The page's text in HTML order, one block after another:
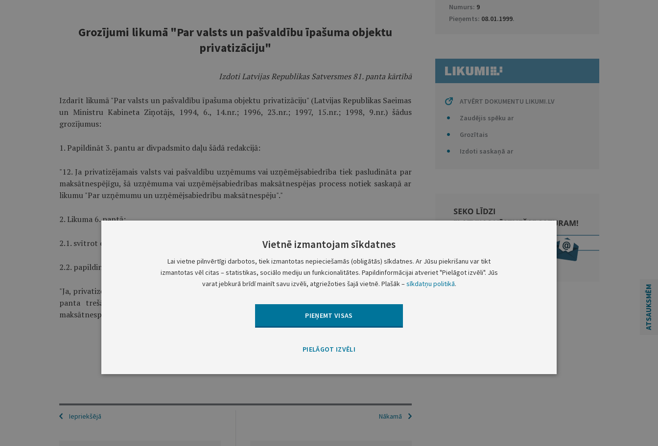
Numurs: 9
Pieņemts: 08.01.1999.
ATVĒRT DOKUMENTU LIKUMI.LV
Zaudējis spēku ar
Grozītais
Izdoti saskaņā ar
Grozījumi likumā "Par valsts un pašvaldību īpašuma objektu
privatizāciju"
Izdoti Latvijas Republikas Satversmes 81. panta kārtībā
Izdarīt likumā "Par valsts un pašvaldību īpašuma objektu privatizāciju" (Latvijas Republikas Saeimas
un Ministru Kabineta Ziņotājs, 1994, 6., 14.nr.; 1996, 23.nr.; 1997, 15.nr.; 1998, 9.nr.) šādus
grozījumus:
1. Papildināt 3. pantu ar divpadsmito daļu šādā redakcijā:
"12. Ja privatizējamais valsts vai pašvaldību uzņēmums vai uzņēmējsabiedrība tiek pasludināta par
maksātnespējīgu, šā uzņēmuma vai uzņēmējsabiedrības maksātnespējas process notiek saskaņā ar
likumu "Par uzņēmumu un uzņēmējsabiedrību maksātnespēju"."
2. Likuma 6. pantā:
2.1. svītrot otrās daļas trešo teikumu;
2.2. papildināt otro daļu ar šāda satura tekstu:
"Ja, privatizējot valsts vai pašvaldības uzņēmumu vai uzņēmējsabiedrību, tiek izmantots šā likuma 3.
panta trešās daļas 8. punktā minētais privatizācijas paņēmiens un tā ir pasludināta par
maksātnespējīgu, par maksāšanas līdzekli nedrīkst izmantot privatizācijas sertifikātus."
Iepriekšējā Nākamā
ATSAUKSMĒM
Vietnē izmantojam sīkdatnes
Lai vietne pilnvērtīgi darbotos, tiek izmantotas nepieciešamās (obligātās) sīkdatnes. Ar Jūsu piekrišanu var tikt
izmantotas vēl citas – statistikas, sociālo mediju un funkcionalitātes. Papildinformācijai atveriet "Pielāgot izvēli". Jūs
varat jebkurā brīdī mainīt savu izvēli, atgriežoties šajā vietnē. Plašāk –sīkdatņu politikā.
PIEŅEMT VISAS
PIELĀGOT IZVĒLI